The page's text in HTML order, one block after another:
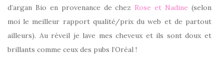
d’argan Bio en provenance de chez Rose et Nadine (selon
moi le meilleur rapport qualité/prix du web et de partout
ailleurs). Au réveil je lave mes cheveux et ils sont doux et
brillants comme ceux des pubs l’Oréal !